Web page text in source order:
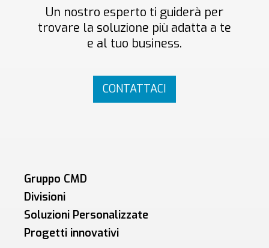
Un nostro esperto ti guiderà per
trovare la soluzione più adatta a te
e al tuo business.
CONTATTACI
Gruppo CMD
Divisioni
Soluzioni Personalizzate
Progetti innovativi